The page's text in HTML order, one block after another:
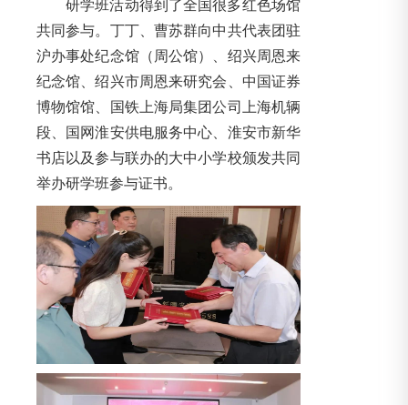
研学班活动得到了全国很多红色场馆
共同参与。丁丁、曹苏群向中共代表团驻
沪办事处纪念馆（周公馆）、绍兴周恩来
纪念馆、绍兴市周恩来研究会、中国证券
博物馆馆、国铁上海局集团公司上海机辆
段、国网淮安供电服务中心、淮安市新华
书店以及参与联办的大中小学校颁发共同
举办研学班参与证书。